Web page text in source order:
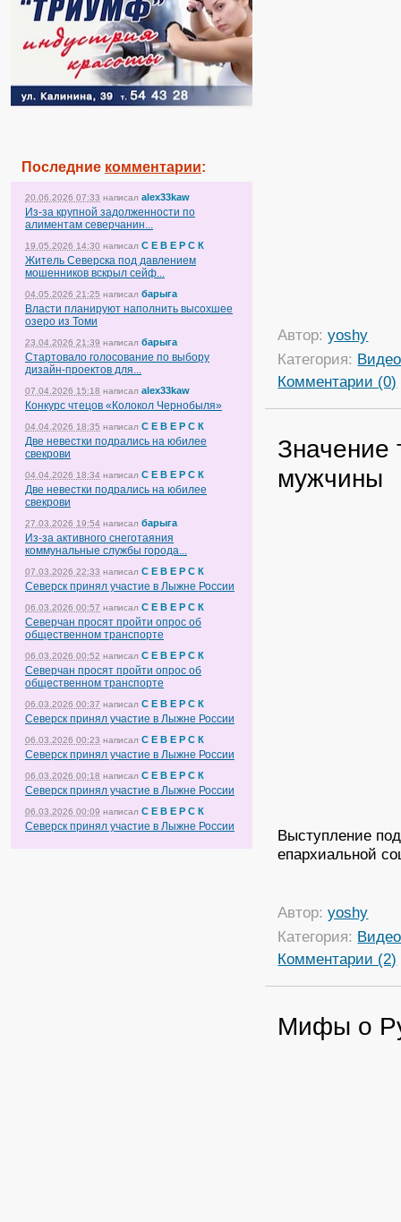
Последние комментарии:
20.06.2026 07:33 написал alex33kaw
Из-за крупной задолженности по
алиментам северчанин...
19.05.2026 14:30 написал С Е В Е Р С К
Житель Северска под давлением
мошенников вскрыл сейф...
04.05.2026 21:25 написал барыга
Власти планируют наполнить высохшее
озеро из Томи
23.04.2026 21:39 написал барыга
Стартовало голосование по выбору
дизайн-проектов для...
07.04.2026 15:18 написал alex33kaw
Конкурс чтецов «Колокол Чернобыля»
04.04.2026 18:35 написал С Е В Е Р С К
Две невестки подрались на юбилее
свекрови
04.04.2026 18:34 написал С Е В Е Р С К
Две невестки подрались на юбилее
свекрови
27.03.2026 19:54 написал барыга
Из-за активного снеготаяния
коммунальные службы города...
07.03.2026 22:33 написал С Е В Е Р С К
Северск принял участие в Лыжне России
06.03.2026 00:57 написал С Е В Е Р С К
Северчан просят пройти опрос об
общественном транспорте
06.03.2026 00:52 написал С Е В Е Р С К
Северчан просят пройти опрос об
общественном транспорте
06.03.2026 00:37 написал С Е В Е Р С К
Северск принял участие в Лыжне России
06.03.2026 00:23 написал С Е В Е Р С К
Северск принял участие в Лыжне России
06.03.2026 00:18 написал С Е В Е Р С К
Северск принял участие в Лыжне России
06.03.2026 00:09 написал С Е В Е Р С К
Северск принял участие в Лыжне России
Автор:yoshy
Категория: Видео
Комментарии (0)
Значение
мужчины
Выступление
епархиальной
Автор:yoshy
Категория: Видео
Комментарии (2)
Мифы о